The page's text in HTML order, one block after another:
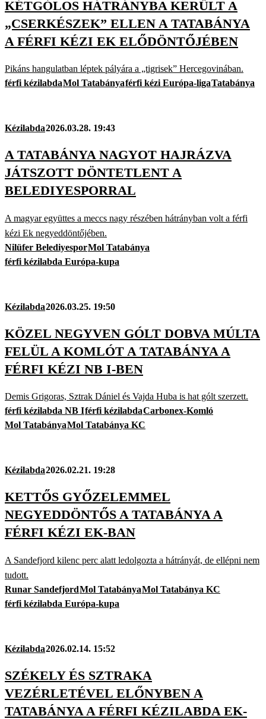
KÉTGÓLOS HÁTRÁNYBA KERÜLT A
„CSERKÉSZEK” ELLEN A TATABÁNYA
A FÉRFI KÉZI EK ELŐDÖNTŐJÉBEN
Pikáns hangulatban léptek pályára a „tigrisek” Hercegovinában.
férfi kézilabdaMol Tatabányaférfi kézi Európa-ligaTatabánya
Kézilabda2026.03.28. 19:43
A TATABÁNYA NAGYOT HAJRÁZVA
JÁTSZOTT DÖNTETLENT A
BELEDIYESPORRAL
A magyar együttes a meccs nagy részében hátrányban volt a férfi
kézi Ek negyeddöntőjében.
Nilüfer BelediyesporMol Tatabánya
férfi kézilabda Európa-kupa
Kézilabda2026.03.25. 19:50
KÖZEL NEGYVEN GÓLT DOBVA MÚLTA
FELÜL A KOMLÓT A TATABÁNYA A
FÉRFI KÉZI NB I-BEN
Demis Grigoras, Sztrak Dániel és Vajda Huba is hat gólt szerzett.
férfi kézilabda NB Iférfi kézilabdaCarbonex-Komló
Mol TatabányaMol Tatabánya KC
Kézilabda2026.02.21. 19:28
KETTŐS GYŐZELEMMEL
NEGYEDDÖNTŐS A TATABÁNYA A
FÉRFI KÉZI EK-BAN
A Sandefjord kilenc perc alatt ledolgozta a hátrányát, de ellépni nem
tudott.
Runar SandefjordMol TatabányaMol Tatabánya KC
férfi kézilabda Európa-kupa
Kézilabda2026.02.14. 15:52
SZÉKELY ÉS SZTRAKA
VEZÉRLETÉVEL ELŐNYBEN A
TATABÁNYA A FÉRFI KÉZILABDA EK-